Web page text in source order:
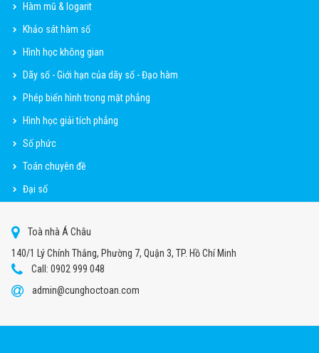
Hàm mũ & logarit
Khảo sát hàm số
Hình học không gian
Dãy số - Giới hạn của dãy số - Đạo hàm
Phép biến hình trong mặt phẳng
Hình học giải tích phẳng
Số phức
Toán chuyên đề
Đại số
Toà nhà Á Châu
140/1 Lý Chính Thắng, Phường 7, Quận 3, TP. Hồ Chí Minh
Call: 0902 999 048
admin@cunghoctoan.com